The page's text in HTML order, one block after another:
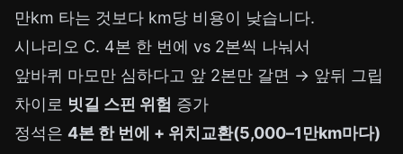
만km 타는 것보다 km당 비용이 낮습니다.
시나리오 C. 4본 한 번에 vs 2본씩 나눠서
앞바퀴 마모만 심하다고 앞 2본만 갈면 → 앞뒤 그립
차이로 빗길 스핀 위험 증가
정석은 4본 한 번에 + 위치교환(5,000–1만km마다)